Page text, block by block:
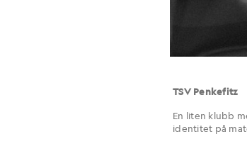
TSV Penkefitz
En liten klubb
identitet på